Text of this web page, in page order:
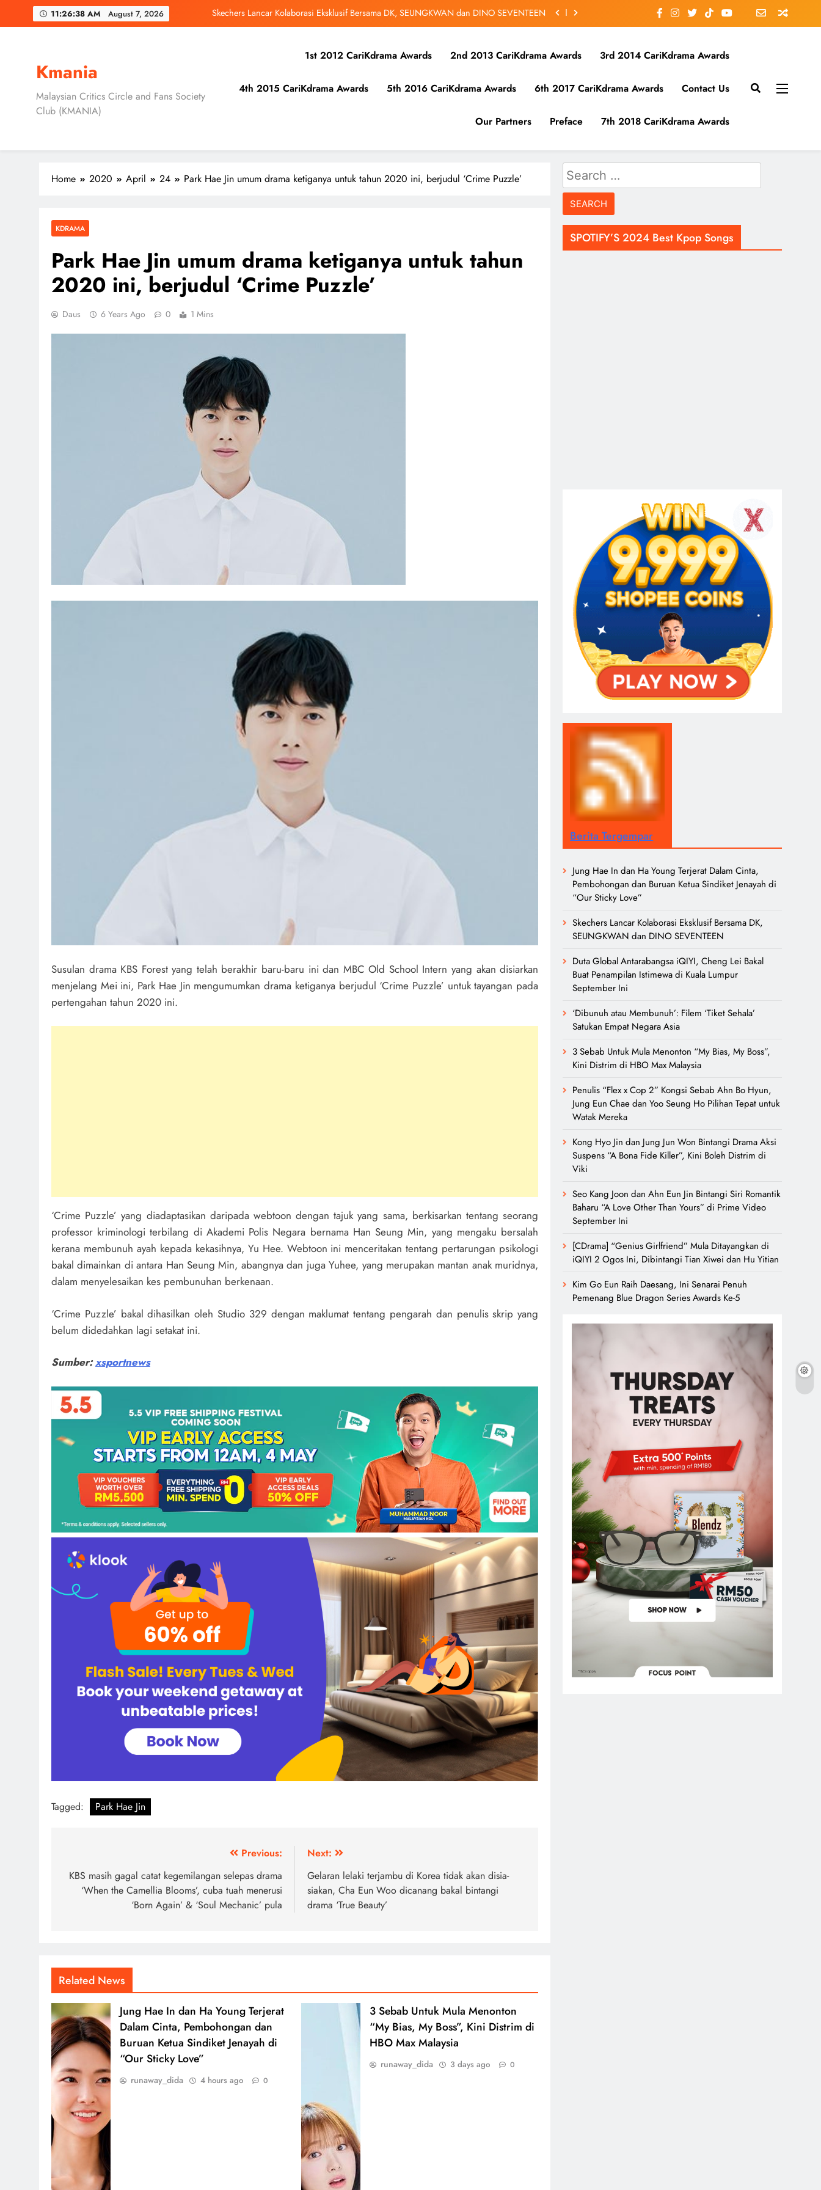
11:26:39 AM August 7, 2026
Duta Global Antarabangsa iQIYI, Cheng Lei Bakal Buat Penampilan Istimewa di Kuala Lumpur
September Ini
Jenayah di “Our Sticky Love”
Skechers Lancar Kolaborasi Eksklusif Bersama DK, SEUNGKWAN dan DINO SEVENTEEN
Duta Global Antarabangsa iQIYI, Cheng Lei Bakal Buat Penampilan Istimewa di Kuala Lumpur
‘Dibunuh atau Membunuh’: Filem ‘Tiket Sehala’ Satukan Empat Negara Asia
Kmania
Malaysian Critics Circle and Fans Society
Club (KMANIA)
1st 2012 CariKdrama Awards 2nd 2013 CariKdrama Awards 3rd 2014 CariKdrama Awards
4th 2015 CariKdrama Awards 5th 2016 CariKdrama Awards 6th 2017 CariKdrama Awards Contact Us
Our Partners Preface 7th 2018 CariKdrama Awards
Home 2020 April 24 Park Hae Jin umum drama ketiganya untuk tahun 2020 ini, berjudul ‘Crime Puzzle’
KDRAMA
Park Hae Jin umum drama ketiganya untuk tahun
2020 ini, berjudul ‘Crime Puzzle’
Daus 6 Years Ago 0 1 Mins
Susulan drama KBS Forest yang telah berakhir baru-baru ini dan MBC Old School Intern yang akan disiarkan
menjelang Mei ini, Park Hae Jin mengumumkan drama ketiganya berjudul ‘Crime Puzzle’ untuk tayangan pada
pertengahan tahun 2020 ini.
‘Crime Puzzle’ yang diadaptasikan daripada webtoon dengan tajuk yang sama, berkisarkan tentang seorang
professor kriminologi terbilang di Akademi Polis Negara bernama Han Seung Min, yang mengaku bersalah
kerana membunuh ayah kepada kekasihnya, Yu Hee. Webtoon ini menceritakan tentang pertarungan psikologi
bakal dimainkan di antara Han Seung Min, abangnya dan juga Yuhee, yang merupakan mantan anak muridnya,
dalam menyelesaikan kes pembunuhan berkenaan.
‘Crime Puzzle’ bakal dihasilkan oleh Studio 329 dengan maklumat tentang pengarah dan penulis skrip yang
belum didedahkan lagi setakat ini.
Sumber:xsportnews
Tagged: Park Hae Jin
navigation
Previous:
KBS masih gagal catat kegemilangan selepas drama
‘When the Camellia Blooms’, cuba tuah menerusi
‘Born Again’ & ‘Soul Mechanic’ pula
Next:
Gelaran lelaki terjambu di Korea tidak akan disia-
siakan, Cha Eun Woo dicanang bakal bintangi
drama ‘True Beauty’
Related News
Jung Hae In dan Ha Young Terjerat
Dalam Cinta, Pembohongan dan
Buruan Ketua Sindiket Jenayah di
“Our Sticky Love”
runaway_dida 4 hours ago 0
3 Sebab Untuk Mula Menonton
“My Bias, My Boss”, Kini Distrim di
HBO Max Malaysia
runaway_dida 3 days ago 0
Search
for:
SPOTIFY’S 2024 Best Kpop Songs
Berita Tergempar
Jung Hae In dan Ha Young Terjerat Dalam Cinta,
Pembohongan dan Buruan Ketua Sindiket Jenayah di
“Our Sticky Love”
Skechers Lancar Kolaborasi Eksklusif Bersama DK,
SEUNGKWAN dan DINO SEVENTEEN
Duta Global Antarabangsa iQIYI, Cheng Lei Bakal
Buat Penampilan Istimewa di Kuala Lumpur
September Ini
‘Dibunuh atau Membunuh’: Filem ‘Tiket Sehala’
Satukan Empat Negara Asia
3 Sebab Untuk Mula Menonton “My Bias, My Boss”,
Kini Distrim di HBO Max Malaysia
Penulis “Flex x Cop 2” Kongsi Sebab Ahn Bo Hyun,
Jung Eun Chae dan Yoo Seung Ho Pilihan Tepat untuk
Watak Mereka
Kong Hyo Jin dan Jung Jun Won Bintangi Drama Aksi
Suspens “A Bona Fide Killer”, Kini Boleh Distrim di
Viki
Seo Kang Joon dan Ahn Eun Jin Bintangi Siri Romantik
Baharu “A Love Other Than Yours” di Prime Video
September Ini
[CDrama] “Genius Girlfriend” Mula Ditayangkan di
iQIYI 2 Ogos Ini, Dibintangi Tian Xiwei dan Hu Yitian
Kim Go Eun Raih Daesang, Ini Senarai Penuh
Pemenang Blue Dragon Series Awards Ke-5